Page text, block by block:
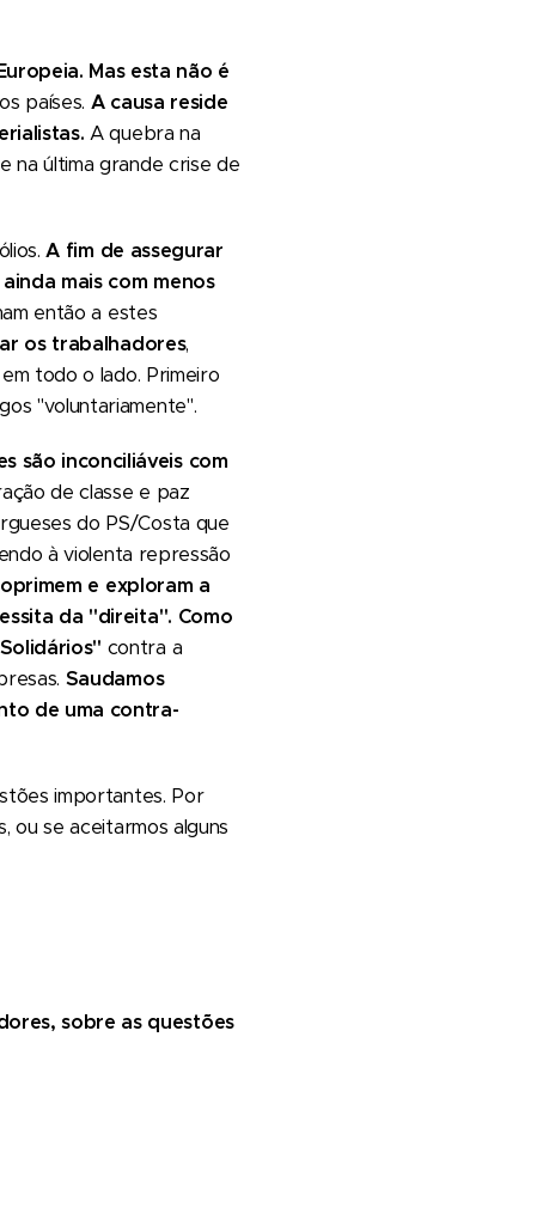
Mas esta não é
países. A causa reside
A quebra na
na última grande crise de
A fim de assegurar
mais com menos
então a estes
os trabalhadores,
todo o lado. Primeiro
"voluntariamente".
são inconciliáveis com
de classe e paz
do PS/Costa que
à violenta repressão
e exploram a
da "direita". Como
contra a
Saudamos
de uma contra-
importantes. Por
ou se aceitarmos alguns
sobre as questões